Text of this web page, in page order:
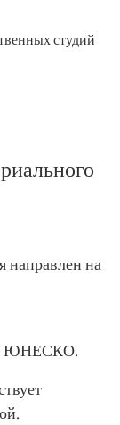
студий
направлен на
ЮНЕСКО.